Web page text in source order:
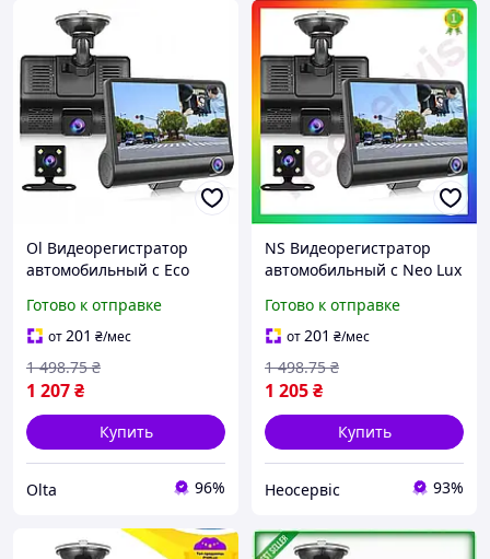
Ol Видеорегистратор
автомобильный с Eco
HD для записи видео и
аудио в машине в TOP22-
G
Готово к отправке
от201 ₴/мес
1 207₴
1 498.75 ₴
Купить
Olta 96%
NS Видеорегистратор
автомобильный с Neo Lux
для записи видео и аудио
безопаснос 25Neo-ss
Готово к отправке
от201 ₴/мес
1 205₴
1 498.75 ₴
Купить
Неосервіс 93%